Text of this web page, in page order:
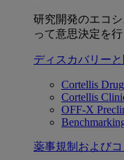
研究開発のエコ
って意思決定を
ディスカバリー
Cortellis
Cortellis
OFF-X
薬事規制および